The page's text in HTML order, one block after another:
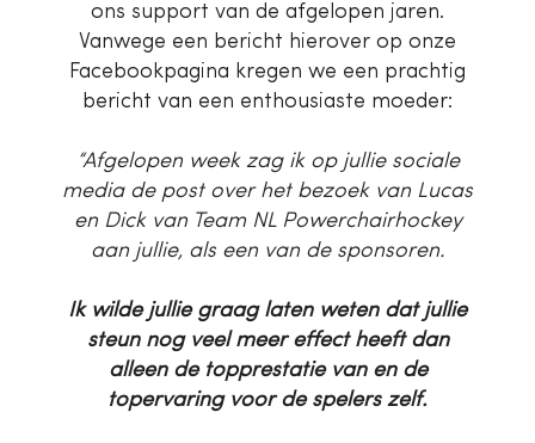
ons support van de afgelopen jaren.
Vanwege een bericht hierover op onze
Facebookpagina kregen we een prachtig
bericht van een enthousiaste moeder:
“Afgelopen week zag ik op jullie sociale
media de post over het bezoek van Lucas
en Dick van Team NL Powerchairhockey
aan jullie, als een van de sponsoren.
Ik wilde jullie graag laten weten dat jullie
steun nog veel meer effect heeft dan
alleen de topprestatie van en de
topervaring voor de spelers zelf.